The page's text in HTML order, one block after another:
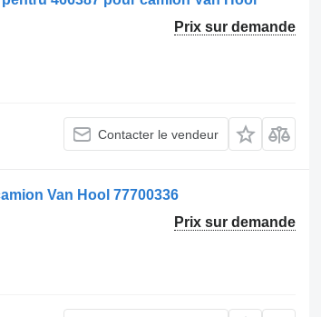
Prix sur demande
Contacter le vendeur
Van Hool 77700336
Prix sur demande